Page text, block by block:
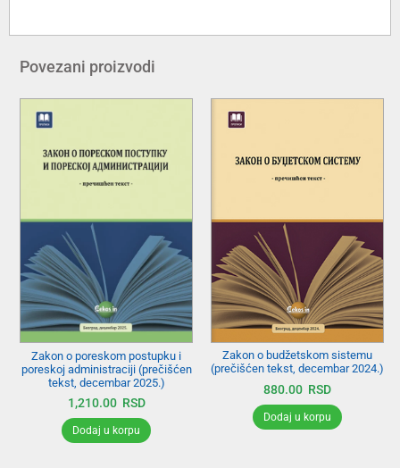
Povezani proizvodi
Zakon o poreskom postupku i
poreskoj administraciji (prečišćen
tekst, decembar 2025.)
1,210.00 RSD
Dodaj u korpu
Zakon o budžetskom sistemu
(prečišćen tekst, decembar 2024.)
880.00 RSD
Dodaj u korpu